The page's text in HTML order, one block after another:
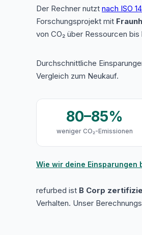
Der Rechner nutzt nach ISO
Forschungsprojekt mit
von CO₂ über Ressourcen
Durchschnittliche
Vergleich zum Neukauf.
80–85%
weniger CO₂-Emissionen
Wie wir deine Einsparungen
refurbed ist B Corp
Verhalten. Unser